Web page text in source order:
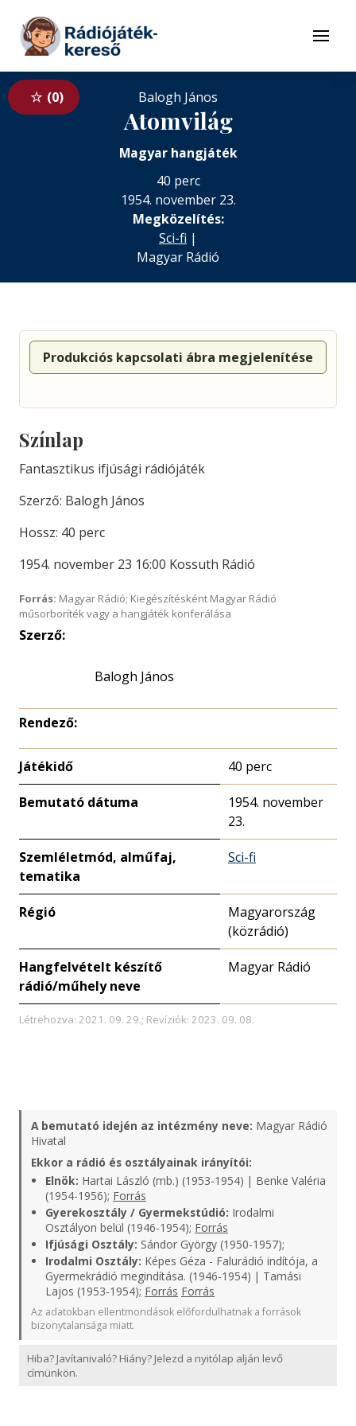
Tovább a tartalomhoz
Menü
0 Balogh János
Atomvilág
Magyar hangjáték
40 perc
1954. november 23.
Megközelítés:
Sci-fi |
Magyar Rádió
Produkciós kapcsolati ábra megjelenítése
Színlap
Fantasztikus ifjúsági rádiójáték
Szerző: Balogh János
Hossz: 40 perc
1954. november 23 16:00 Kossuth Rádió
Forrás: Magyar Rádió; Kiegészítésként Magyar Rádió
műsorboríték vagy a hangjáték konferálása
Szerző:
Balogh János
Rendező:
Játékidő 40 perc
Bemutató dátuma
1954. november
23.
Szemléletmód, alműfaj,
tematika
Sci-fi
Régió
Magyarország
(közrádió)
Hangfelvételt készítő
rádió/műhely neve
Magyar Rádió
Létrehozva: 2021. 09. 29.; Revíziók: 2023. 09. 08.
A bemutató idején az intézmény neve: Magyar Rádió
Hivatal
Ekkor a rádió és osztályainak irányítói:
Elnök: Hartai László (mb.) (1953-1954) | Benke Valéria
(1954-1956); Forrás
Gyerekosztály / Gyermekstúdió: Irodalmi
Osztályon belül (1946-1954); Forrás
Ifjúsági Osztály: Sándor György (1950-1957);
Irodalmi Osztály: Képes Géza - Falurádió indítója, a
Gyermekrádió megindítása. (1946-1954) | Tamási
Lajos (1953-1954); Forrás Forrás
Az adatokban ellentmondások előfordulhatnak a források
bizonytalansága miatt.
Hiba? Javítanivaló? Hiány? Jelezd a nyitólap alján levő
címünkön.